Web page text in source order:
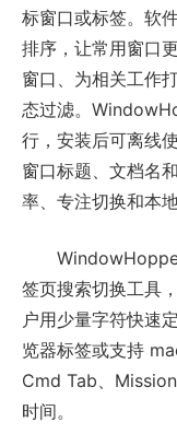
标窗口或标签。软
排序，让常用窗口
窗口、为相关工作
态过滤。
行，安装后可离线
窗口标题、文档名
率、专注切换和本
签页搜索切换工具
户用少量字符快速
览器标签或支持
Cmd Tab、
时间。